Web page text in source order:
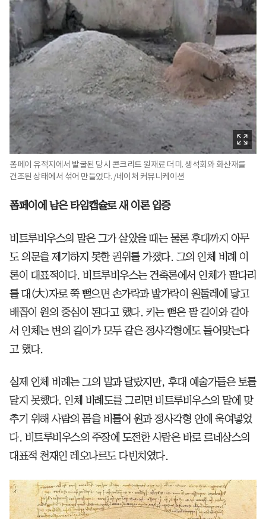
폼페이 유적지에서 발굴된 당시 콘크리트 원재료 더미. 생석회와 화산재를
건조된 상태에서 섞어 만들었다. /네이처 커뮤니케이션
폼페이에 남은 타임캡슐로 새 이론 입증
비트루비우스의 말은 그가 살았을 때는 물론 후대까지 아무
도 의문을 제기하지 못한 권위를 가졌다. 그의 인체 비례 이
론이 대표적이다. 비트루비우스는 건축론에서 인체가 팔다리
를 대(大)자로 쭉 뻗으면 손가락과 발가락이 원둘레에 닿고
배꼽이 원의 중심이 된다고 했다. 키는 뻗은 팔 길이와 같아
서 인체는 변의 길이가 모두 같은 정사각형에도 들어맞는다
고 했다.
실제 인체 비례는 그의 말과 달랐지만, 후대 예술가들은 토를
달지 못했다. 인체 비례도를 그리면 비트루비우스의 말에 맞
추기 위해 사람의 몸을 비틀어 원과 정사각형 안에 욱여넣었
다. 비트루비우스의 주장에 도전한 사람은 바로 르네상스의
대표적 천재인 레오나르도 다빈치였다.